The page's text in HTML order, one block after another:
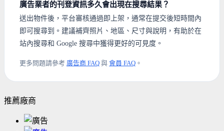
廣告業者的刊登資訊多久會出現在搜尋結果？
送出物件後，平台審核通過即上架，通常在提交後短時間內
即可搜尋到。建議補齊照片、地區、尺寸與說明，有助於在
站內搜尋和 Google 搜尋中獲得更好的可見度。
更多問題請參考 廣告商 FAQ 與 會員 FAQ 。
推薦廠商